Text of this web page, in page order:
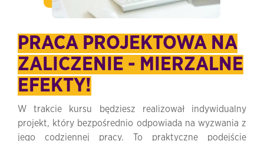
PRACA PROJEKTOWA NA
ZALICZENIE - MIERZALNE
EFEKTY!
W trakcie kursu będziesz realizował indywidualny
projekt, który bezpośrednio odpowiada na wyzwania z
jego codziennej pracy. To praktyczne podejście